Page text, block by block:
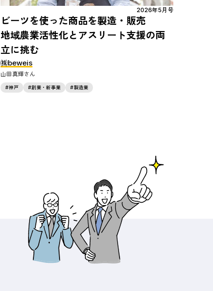
2026年5月号
ビーツを使った商品を製造・販売
地域農業活性化とアスリート支援の両
立に挑む
㈱beweis
山田真輝
神戸 創業・新事業 製造業